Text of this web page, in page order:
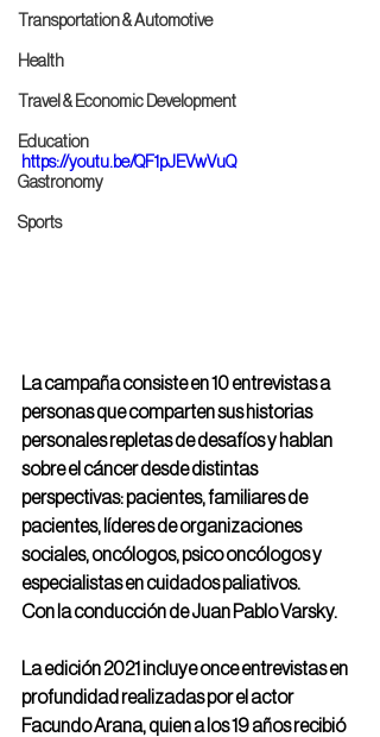
Transportation & Automotive
Health
Travel & Economic Development
Education
Gastronomy
Sports
https://youtu.be/QF1pJEVwVuQ
La campaña consiste en 10 entrevistas a
personas que comparten sus historias
personales repletas de desafíos y hablan
sobre el cáncer desde distintas
perspectivas: pacientes, familiares de
pacientes, líderes de organizaciones
sociales, oncólogos, psico oncólogos y
especialistas en cuidados paliativos.
Con la conducción de Juan Pablo Varsky.
La edición 2021 incluye once entrevistas en
profundidad realizadas por el actor
Facundo Arana, quien a los 19 años recibió